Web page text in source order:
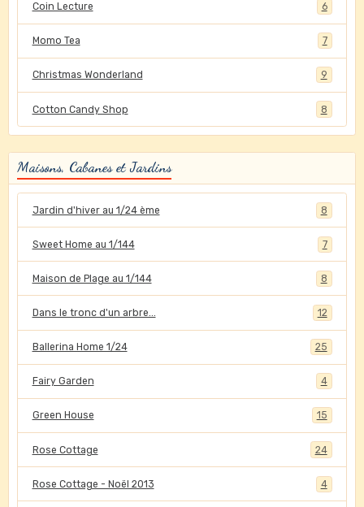
Coin Lecture 6
Momo Tea 7
Christmas Wonderland 9
Cotton Candy Shop 8
Maisons, Cabanes et Jardins
Jardin d'hiver au 1/24 ème 8
Sweet Home au 1/144 7
Maison de Plage au 1/144 8
Dans le tronc d'un arbre... 12
Ballerina Home 1/24 25
Fairy Garden 4
Green House 15
Rose Cottage 24
Rose Cottage - Noël 2013 4